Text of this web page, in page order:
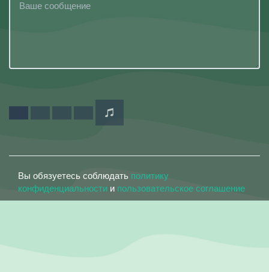
Вы обязуетесь соблюдать политику
конфиденциальности и пользовательское соглашение